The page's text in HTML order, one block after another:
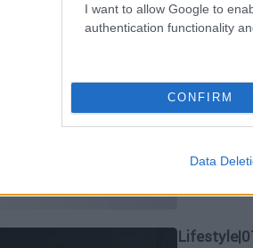
I want to allow Google to
authentication functionality
CONFIRM
Data
Alpha:
Το
‘70s
Lifestyle|